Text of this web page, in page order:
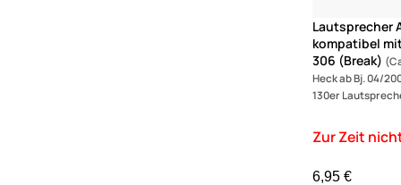
Lautsprecher
kompatibel
306 (Break)
Heck ab Bj. 04/
130er
6,95 €